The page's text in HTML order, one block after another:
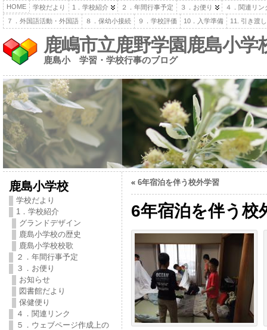
HOME 学校だより 1．学校紹介 ２．年間行事予定 ３．お便り
４．関連リン
７．外国語活動・外国語
８．保幼小接続 ９．学校評価 10．入学準備 11. 引き渡
鹿嶋市立鹿野学園鹿島小学
鹿島小 学習・学校行事のブログ
鹿島小学校
学校だより
1．学校紹介
グランドデザイン
鹿島小学校の歴史
鹿島小学校校歌
２．年間行事予定
３．お便り
お知らせ
図書館だより
保健便り
４．関連リンク
５．ウェブページ作成上の
« 6年宿泊を伴う校外学習
6年宿泊を伴う校